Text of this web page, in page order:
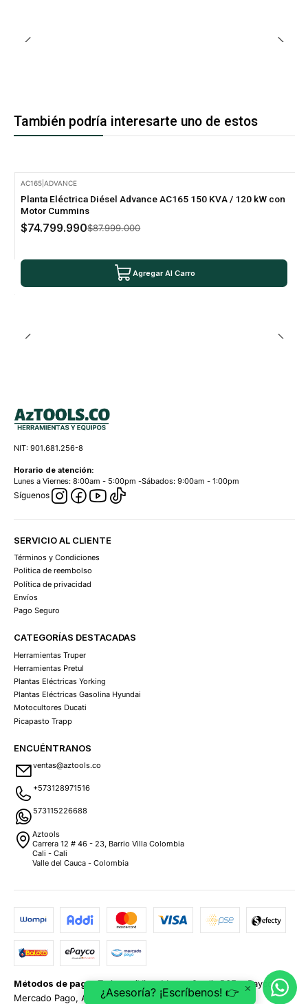
También podría interesarte uno de estos
AC165 |ADVANCE
Planta Eléctrica Diésel Advance AC165 150 KVA / 120 kW con
Motor Cummins
$74.799.990$87.999.000
Agregar Al Carro
NIT: 901.681.256-8
Horario de atención:
Lunes a Viernes: 8:00am - 5:00pm -Sábados: 9:00am - 1:00pm
Síguenos
SERVICIO AL CLIENTE
Términos y Condiciones
Politica de reembolso
Política de privacidad
Envíos
Pago Seguro
CATEGORÍAS DESTACADAS
Herramientas Truper
Herramientas Pretul
Plantas Eléctricas Yorking
Plantas Eléctricas Gasolina Hyundai
Motocultores Ducati
Picapasto Trapp
ENCUÉNTRANOS
ventas@aztools.co
+573128971516
573115226688
Aztools
Carrera 12 # 46 - 23, Barrio Villa Colombia
Cali - Cali
Valle del Cauca - Colombia
Métodos de pago:Tarjetas (Visa, MasterCard), PSE, ePayco,
Mercado Pago, Addi y Sistecrédito.¿Asesoría? ¡Escríbenos! 👉